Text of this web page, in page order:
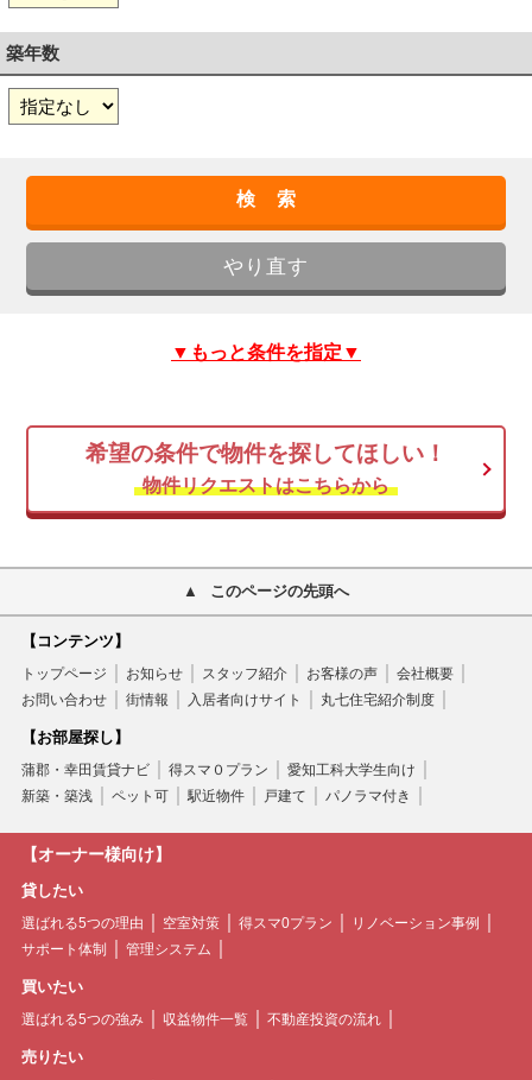
築年数
▼もっと条件を指定▼
希望の条件で物件を探してほしい！
物件リクエストはこちらから
このページの先頭へ
【コンテンツ】
トップページ お知らせ スタッフ紹介 お客様の声
会社概要
お問い合わせ
街情報 入居者向けサイト 丸七住宅紹介制度
【お部屋探し】
蒲郡・幸田賃貸ナビ 得スマ０プラン
愛知工科大学生向け
新築・築浅
ペット可 駅近物件 戸建て パノラマ付き
【オーナー様向け】
貸したい
選ばれる5つの理由 空室対策 得スマ0プラン
リノベーション事例
サポート体制
管理システム
買いたい
選ばれる5つの強み 収益物件一覧 不動産投資の流れ
売りたい